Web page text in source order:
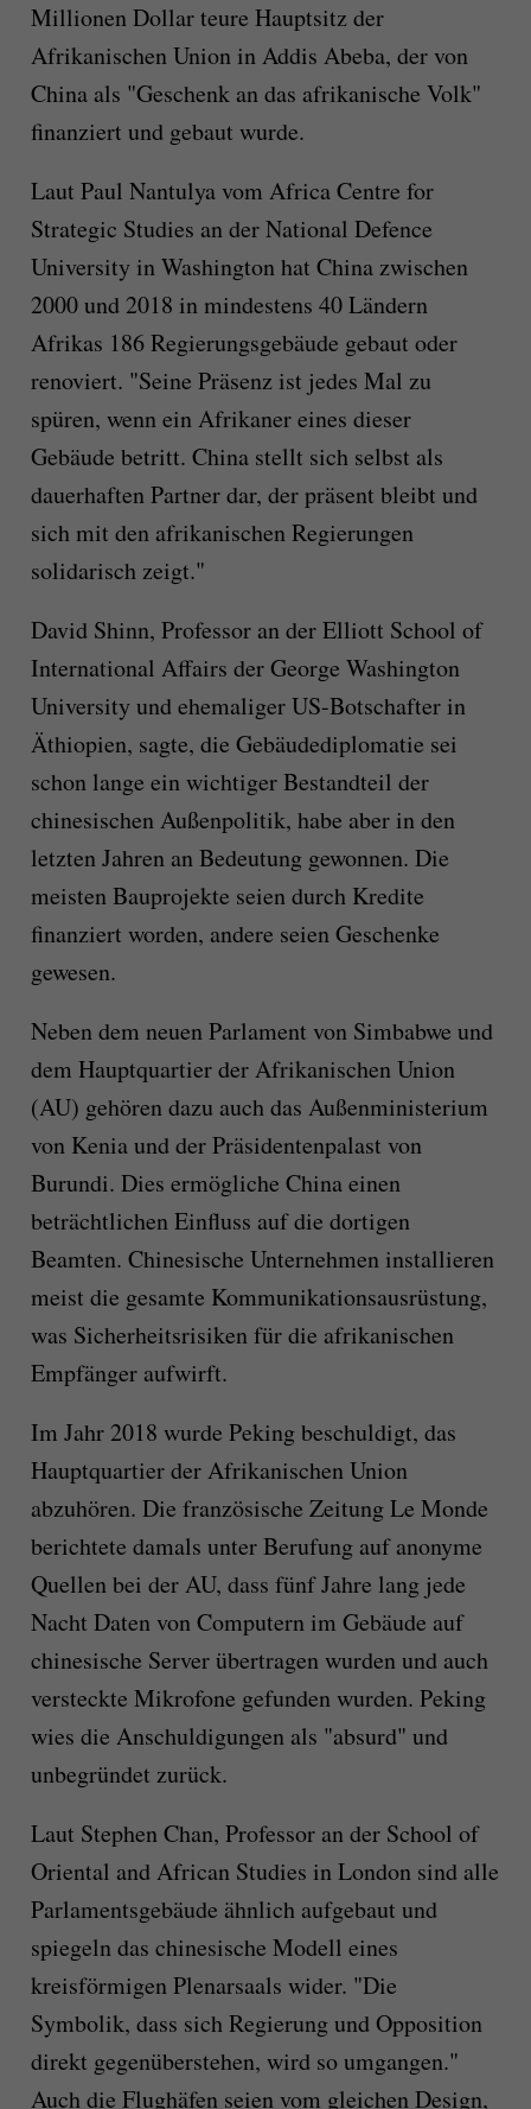
Millionen Dollar teure Hauptsitz der
Afrikanischen Union in Addis Abeba, der von
China als "Geschenk an das afrikanische Volk"
finanziert und gebaut wurde.
Laut Paul Nantulya vom Africa Centre for
Strategic Studies an der National Defence
University in Washington hat China zwischen
2000 und 2018 in mindestens 40 Ländern
Afrikas 186 Regierungsgebäude gebaut oder
renoviert. "Seine Präsenz ist jedes Mal zu
spüren, wenn ein Afrikaner eines dieser
Gebäude betritt. China stellt sich selbst als
dauerhaften Partner dar, der präsent bleibt und
sich mit den afrikanischen Regierungen
solidarisch zeigt."
David Shinn, Professor an der Elliott School of
International Affairs der George Washington
University und ehemaliger US-Botschafter in
Äthiopien, sagte, die Gebäudediplomatie sei
schon lange ein wichtiger Bestandteil der
chinesischen Außenpolitik, habe aber in den
letzten Jahren an Bedeutung gewonnen. Die
meisten Bauprojekte seien durch Kredite
finanziert worden, andere seien Geschenke
gewesen.
Neben dem neuen Parlament von Simbabwe und
dem Hauptquartier der Afrikanischen Union
(AU) gehören dazu auch das Außenministerium
von Kenia und der Präsidentenpalast von
Burundi. Dies ermögliche China einen
beträchtlichen Einfluss auf die dortigen
Beamten. Chinesische Unternehmen installieren
meist die gesamte Kommunikationsausrüstung,
was Sicherheitsrisiken für die afrikanischen
Empfänger aufwirft.
Im Jahr 2018 wurde Peking beschuldigt, das
Hauptquartier der Afrikanischen Union
abzuhören. Die französische Zeitung Le Monde
berichtete damals unter Berufung auf anonyme
Quellen bei der AU, dass fünf Jahre lang jede
Nacht Daten von Computern im Gebäude auf
chinesische Server übertragen wurden und auch
versteckte Mikrofone gefunden wurden. Peking
wies die Anschuldigungen als "absurd" und
unbegründet zurück.
Laut Stephen Chan, Professor an der School of
Oriental and African Studies in London sind alle
Parlamentsgebäude ähnlich aufgebaut und
spiegeln das chinesische Modell eines
kreisförmigen Plenarsaals wider. "Die
Symbolik, dass sich Regierung und Opposition
direkt gegenüberstehen, wird so umgangen."
Auch die Flughäfen seien vom gleichen Design,